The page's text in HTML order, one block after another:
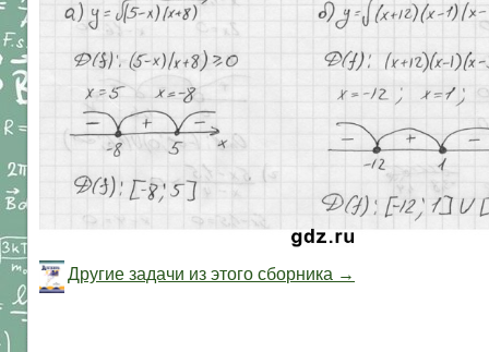
Другие задачи из этого сборника →